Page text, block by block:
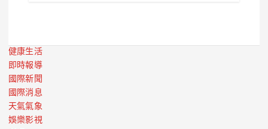
健康生活
即時報導
國際新聞
國際消息
天氣氣象
娛樂影視